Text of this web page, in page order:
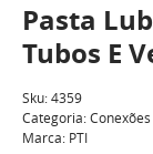
Pasta
Tubos E
Sku:4359
Categoria:Conexões
Marca: PTI